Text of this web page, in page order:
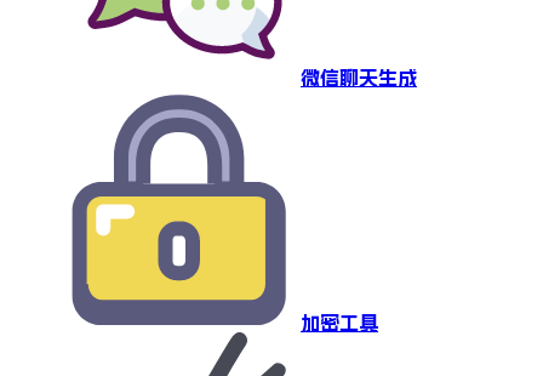
微信聊天生成
加密工具